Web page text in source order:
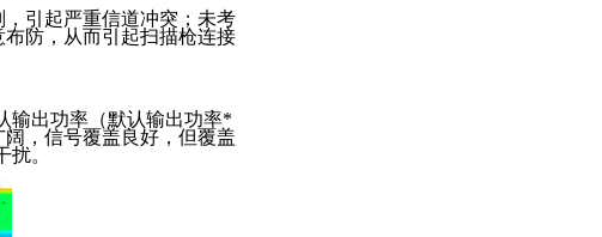
引起严重信道冲突；未考
防，从而引起扫描枪连接
输出功率（默认输出功率*
，信号覆盖良好，但覆盖
。